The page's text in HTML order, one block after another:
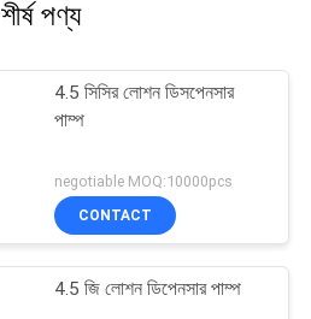
শীর্ষ পণ্য
4.5 সিসির লোশন ডিসপেনসার
পাম্প
negotiable MOQ:10000pcs
CONTACT
4.5 জি লোশন ডিপেনসার পাম্প